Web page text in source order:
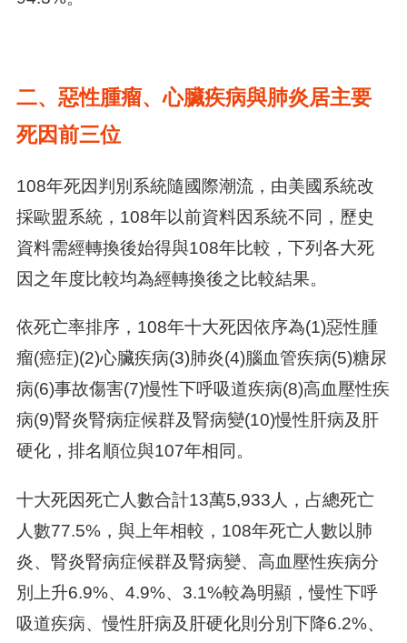
二、惡性腫瘤、心臟疾病與肺炎居主要
死因前三位
108年死因判別系統隨國際潮流，由美國系統改
採歐盟系統，108年以前資料因系統不同，歷史
資料需經轉換後始得與108年比較，下列各大死
因之年度比較均為經轉換後之比較結果。
依死亡率排序，108年十大死因依序為(1)惡性腫
瘤(癌症)(2)心臟疾病(3)肺炎(4)腦血管疾病(5)糖尿
病(6)事故傷害(7)慢性下呼吸道疾病(8)高血壓性疾
病(9)腎炎腎病症候群及腎病變(10)慢性肝病及肝
硬化，排名順位與107年相同。
十大死因死亡人數合計13萬5,933人，占總死亡
人數77.5%，與上年相較，108年死亡人數以肺
炎、腎炎腎病症候群及腎病變、高血壓性疾病分
別上升6.9%、4.9%、3.1%較為明顯，慢性下呼
吸道疾病、慢性肝病及肝硬化則分別下降6.2%、